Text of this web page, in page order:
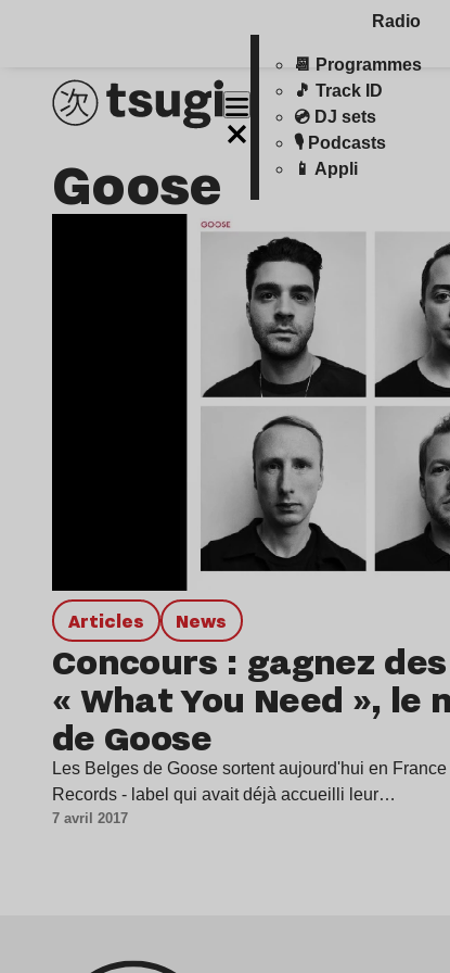
Radio
📆 Programmes
🎵 Track ID
💿 DJ sets
🎙️ Podcasts
📱 Appli
Goose
Articles news
Concours : gagnez
« What You Need », le
de Goose
Les Belges de Goose sortent aujourd'hui en
Records - label qui avait déjà accueilli leur…
7 avril 2017